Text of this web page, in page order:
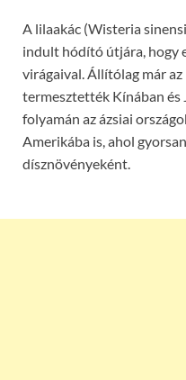
A lilaakác (Wisteria
indult hódító útjára, hogy
virágaival. Állítólag már
termesztették Kínában és
folyamán az ázsiai
Amerikába is, ahol
dísznövényeként.